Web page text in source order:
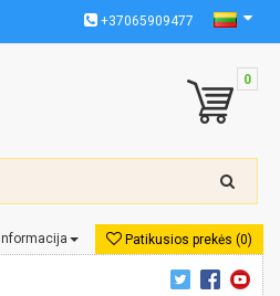
+37065909477
0
Patikusios prekės (0)
Informacija